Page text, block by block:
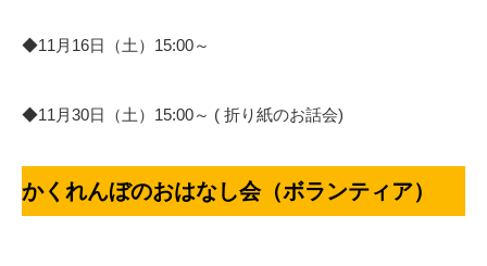
◆11月16日（土）15:00～
◆11月30日（土）15:00～ ( 折り紙のお話会)
かくれんぼのおはなし会（ボランティア）